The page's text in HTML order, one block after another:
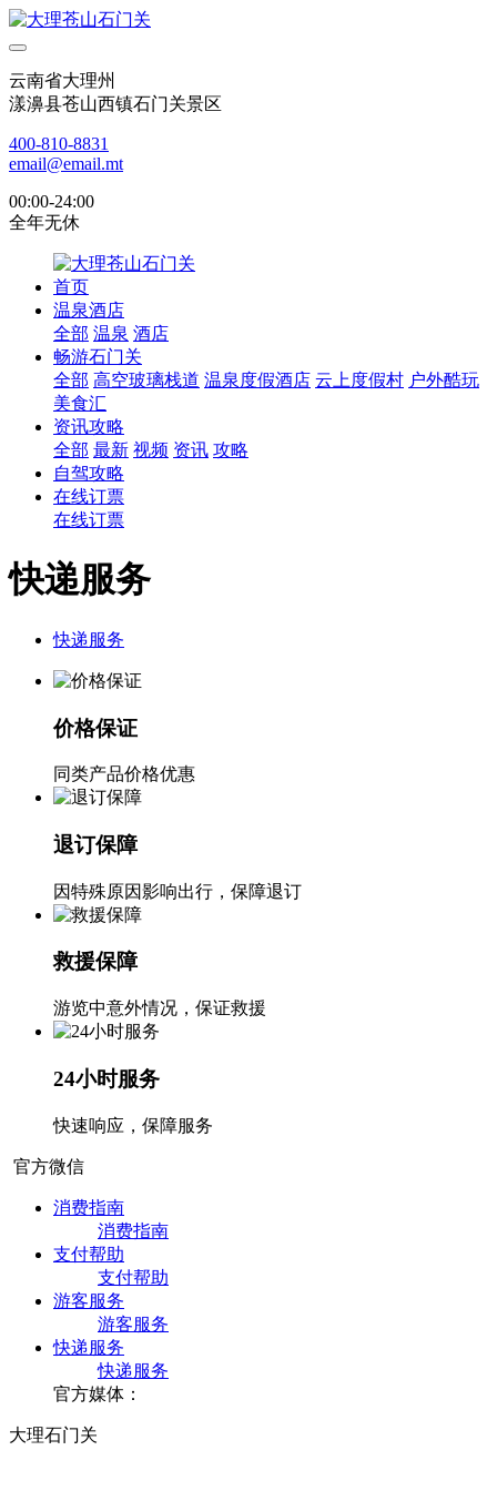
云南省大理州
漾濞县苍山西镇石门关景区
400-810-8831
email@email.mt
00:00-24:00
全年无休
首页
温泉酒店
全部 温泉 酒店
畅游石门关
全部 高空玻璃栈道 温泉度假酒店 云上度假村 户外酷玩
美食汇
资讯攻略
全部 最新 视频 资讯 攻略
自驾攻略
在线订票
在线订票
快递服务
快递服务
价格保证
同类产品价格优惠
退订保障
因特殊原因影响出行，保障退订
救援保障
游览中意外情况，保证救援
24小时服务
快速响应，保障服务
官方微信
消费指南
消费指南
支付帮助
支付帮助
游客服务
游客服务
快递服务
快递服务
官方媒体：
大理石门关